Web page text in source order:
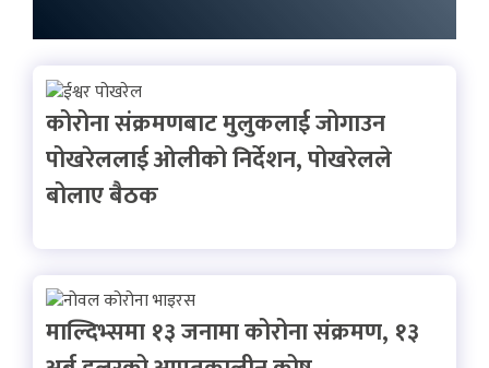
कोरोना संक्रमणबाट मुलुकलाई जोगाउन
पोखरेललाई ओलीको निर्देशन, पोखरेलले
बोलाए बैठक
माल्दिभ्समा १३ जनामा कोरोना संक्रमण, १३